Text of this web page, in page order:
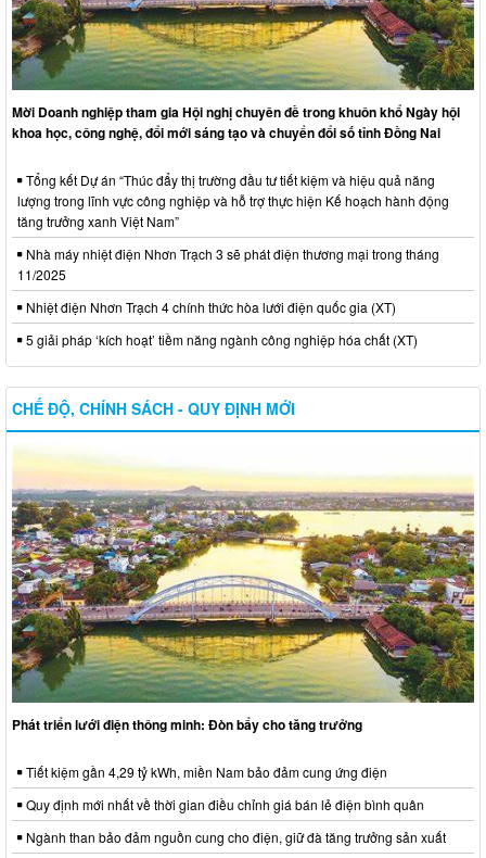
Mời Doanh nghiệp tham gia Hội nghị chuyên đề trong khuôn khổ Ngày hội
khoa học, công nghệ, đổi mới sáng tạo và chuyển đổi số tỉnh Đồng Nai
Tổng kết Dự án “Thúc đẩy thị trường đầu tư tiết kiệm và hiệu quả năng
lượng trong lĩnh vực công nghiệp và hỗ trợ thực hiện Kế hoạch hành động
tăng trưởng xanh Việt Nam”
Nhà máy nhiệt điện Nhơn Trạch 3 sẽ phát điện thương mại trong tháng
11/2025
Nhiệt điện Nhơn Trạch 4 chính thức hòa lưới điện quốc gia (XT)
5 giải pháp ‘kích hoạt’ tiềm năng ngành công nghiệp hóa chất (XT)
CHẾ ĐỘ, CHÍNH SÁCH - QUY ĐỊNH MỚI
Phát triển lưới điện thông minh: Đòn bẩy cho tăng trưởng
Tiết kiệm gần 4,29 tỷ kWh, miền Nam bảo đảm cung ứng điện
Quy định mới nhất về thời gian điều chỉnh giá bán lẻ điện bình quân
Ngành than bảo đảm nguồn cung cho điện, giữ đà tăng trưởng sản xuất